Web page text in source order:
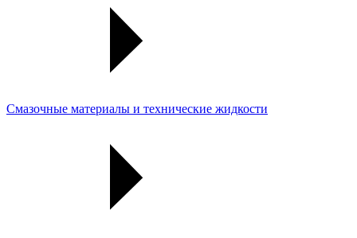
Смазочные материалы и технические жидкости